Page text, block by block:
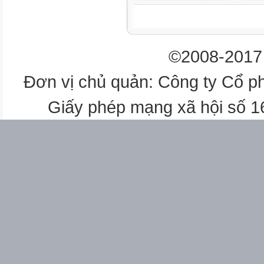
Bản đồ tự nhiên châu Á
©2008-
Đơn vị chủ quản: Công ty Cổ
Giấy phép mạng xã hội số